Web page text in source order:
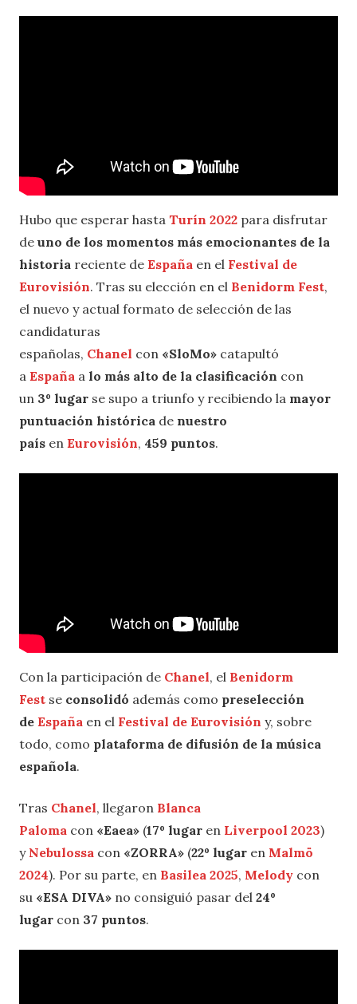
Hubo que esperar hasta Turín 2022 para disfrutar
de uno de los momentos más emocionantes de la
historia reciente de España en el Festival de
Eurovisión. Tras su elección en el Benidorm Fest,
el nuevo y actual formato de selección de las
candidaturas
españolas, Chanel con «SloMo» catapultó
a España a lo más alto de la clasificación con
un 3º lugar se supo a triunfo y recibiendo la mayor
puntuación histórica de nuestro
país en Eurovisión, 459 puntos.
Con la participación de Chanel, el Benidorm
Fest se consolidó además como preselección
de España en el Festival de Eurovisión y, sobre
todo, como plataforma de difusión de la música
española.
Tras Chanel, llegaron Blanca
Paloma con «Eaea» (17º lugar en Liverpool 2023)
y Nebulossa con «ZORRA» (22º lugar en Malmö
2024). Por su parte, en Basilea 2025, Melody con
su «ESA DIVA» no consiguió pasar del 24º
lugar con 37 puntos.